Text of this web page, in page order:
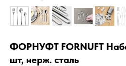
ФОРНУФТ FORNUFT
шт, нерж. сталь